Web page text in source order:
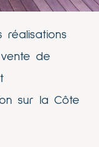
réalisations
de
sur la Côte